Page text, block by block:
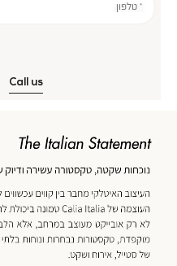
* טלפון
Call us
טכנולוגיה